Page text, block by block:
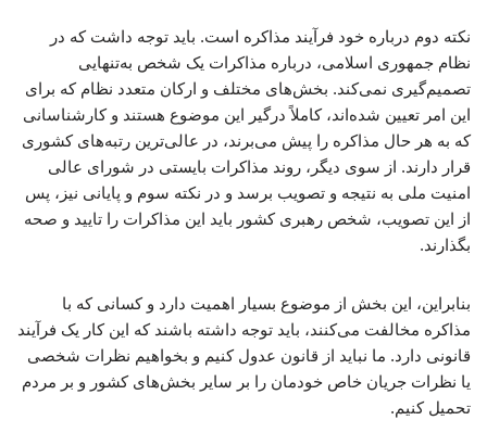
نکته دوم درباره خود فرآیند مذاکره است. باید توجه داشت که در
نظام جمهوری اسلامی، درباره مذاکرات یک شخص به‌تنهایی
تصمیم‌گیری نمی‌کند. بخش‌های مختلف و ارکان متعدد نظام که برای
این امر تعیین شده‌اند، کاملاً درگیر این موضوع هستند و کارشناسانی
که به هر حال مذاکره را پیش می‌برند، در عالی‌ترین رتبه‌های کشوری
قرار دارند. از سوی دیگر، روند مذاکرات بایستی در شورای عالی
امنیت ملی به نتیجه و تصویب برسد و در نکته سوم و پایانی نیز، پس
از این تصویب، شخص رهبری کشور باید این مذاکرات را تایید و صحه
بگذارند.
بنابراین، این بخش از موضوع بسیار اهمیت دارد و کسانی که با
مذاکره مخالفت می‌کنند، باید توجه داشته باشند که این کار یک فرآیند
قانونی دارد. ما نباید از قانون عدول کنیم و بخواهیم نظرات شخصی
یا نظرات جریان خاص خودمان را بر سایر بخش‌های کشور و بر مردم
تحمیل کنیم.